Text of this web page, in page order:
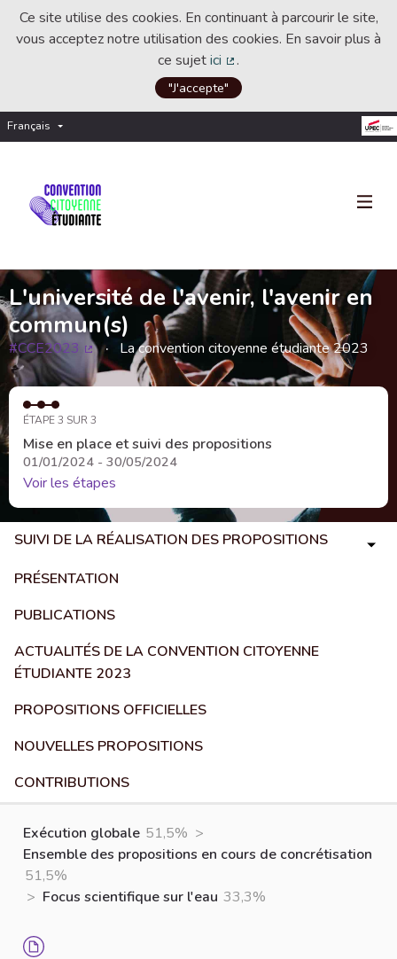
Ce site utilise des cookies. En continuant à parcourir le site,
vous acceptez notre utilisation des cookies. En savoir plus à
ce sujetici
(Lien externe)
.
"J'accepte"
Français Choisir la langue
L'université de l'avenir, l'avenir en
commun(s)
#CCE2023
(Lien externe)
La convention citoyenne étudiante 2023
ÉTAPE 3 SUR 3
Mise en place et suivi des propositions
01/01/2024 - 30/05/2024
Voir les étapes
SUIVI DE LA RÉALISATION DES PROPOSITIONS
PRÉSENTATION
PUBLICATIONS
ACTUALITÉS DE LA CONVENTION CITOYENNE
ÉTUDIANTE 2023
PROPOSITIONS OFFICIELLES
NOUVELLES PROPOSITIONS
CONTRIBUTIONS
Exécution globale 51,5% >
Ensemble des propositions en cours de concrétisation
51,5%
> Focus scientifique sur l'eau 33,3%